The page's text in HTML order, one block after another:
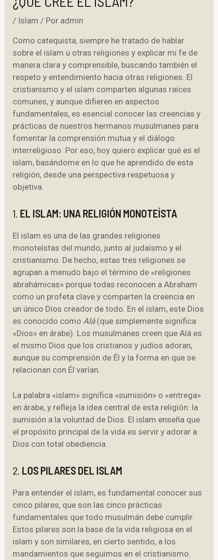
/ Islam / Por admin
Como catequista, siempre he tratado de hablar
sobre el islam u otras religiones y explicar mi fe de
manera clara y comprensible, buscando también el
respeto y entendimiento hacia otras religiones. El
cristianismo y el islam comparten algunas raíces
comunes, y aunque difieren en aspectos
fundamentales, es esencial conocer las creencias y
prácticas de nuestros hermanos musulmanes para
fomentar la comprensión mutua y el diálogo
interreligioso. Por eso, hoy quiero explicar qué es el
islam, basándome en lo que he aprendido de esta
religión, desde una perspectiva respetuosa y
objetiva.
1. EL ISLAM: UNA RELIGIÓN MONOTEÍSTA
El islam es una de las grandes religiones
monoteístas del mundo, junto al judaísmo y el
cristianismo. De hecho, estas tres religiones se
agrupan a menudo bajo el término de «religiones
abrahámicas» porque todas reconocen a Abraham
como un profeta clave y comparten la creencia en
un único Dios creador de todo. En el islam, este Dios
es conocido como Alá(que simplemente significa
«Dios» en árabe). Los musulmanes creen que Alá es
el mismo Dios que los cristianos y judíos adoran,
aunque su comprensión de Él y la forma en que se
relacionan con Él varían.
La palabra «islam» significa «sumisión» o «entrega»
en árabe, y refleja la idea central de esta religión: la
sumisión a la voluntad de Dios. El islam enseña que
el propósito principal de la vida es servir y adorar a
Dios con total obediencia.
2. LOS PILARES DEL ISLAM
Para entender el islam, es fundamental conocer sus
cinco pilares, que son las cinco prácticas
fundamentales que todo musulmán debe cumplir.
Estos pilares son la base de la vida religiosa en el
islam y son similares, en cierto sentido, a los
mandamientos que seguimos en el cristianismo.